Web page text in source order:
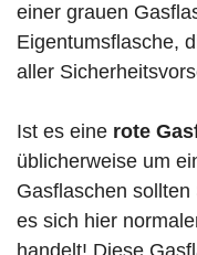
einer grauen
Eigentumsflasche,
aller
Ist es eine rote
üblicherweise um
Gasflaschen
es sich hier